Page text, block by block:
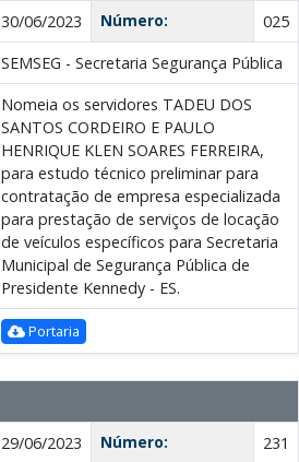
30/06/2023 Número:
025
SEMSEG - Secretaria Segurança Pública
Nomeia os servidores TADEU DOS
SANTOS CORDEIRO E PAULO
HENRIQUE KLEN SOARES FERREIRA,
para estudo técnico preliminar para
contratação de empresa especializada
para prestação de serviços de locação
de veículos específicos para Secretaria
Municipal de Segurança Pública de
Presidente Kennedy - ES.
Portaria
29/06/2023 Número:
231